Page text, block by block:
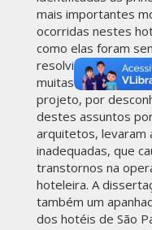
mais importantes
ocorridas nestes
como elas foram
resolvidas.
muitas vezes,
projeto, por
destes assuntos
arquitetos, levaram
inadequadas, que
transtornos na
hoteleira. A
também um
dos hotéis de São